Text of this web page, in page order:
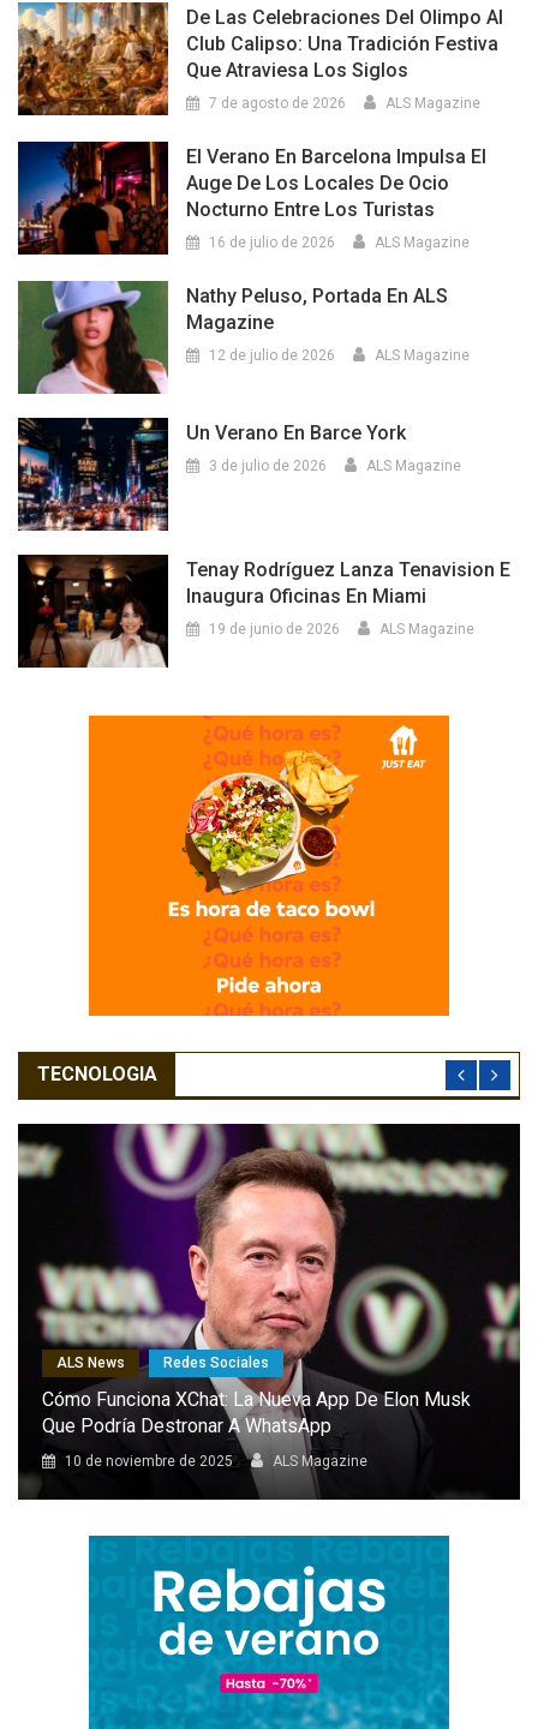
De Las Celebraciones Del Olimpo Al
Club Calipso: Una Tradición Festiva
Que Atraviesa Los Siglos
7 de agosto de 2026 ALS Magazine
El Verano En Barcelona Impulsa El
Auge De Los Locales De Ocio
Nocturno Entre Los Turistas
16 de julio de 2026 ALS Magazine
Nathy Peluso, Portada En ALS
Magazine
12 de julio de 2026 ALS Magazine
Un Verano En Barce York
3 de julio de 2026 ALS Magazine
Tenay Rodríguez Lanza Tenavision E
Inaugura Oficinas En Miami
19 de junio de 2026 ALS Magazine
TECNOLOGIA
ALS News Redes Sociales
El Combat Aircraft 1: El Dron Furtivo Con IA Que
Podría Marcar Un Antes Y Un Después En Las
Capacidades De Europa
8 de octubre de 2025 ALS Magazine